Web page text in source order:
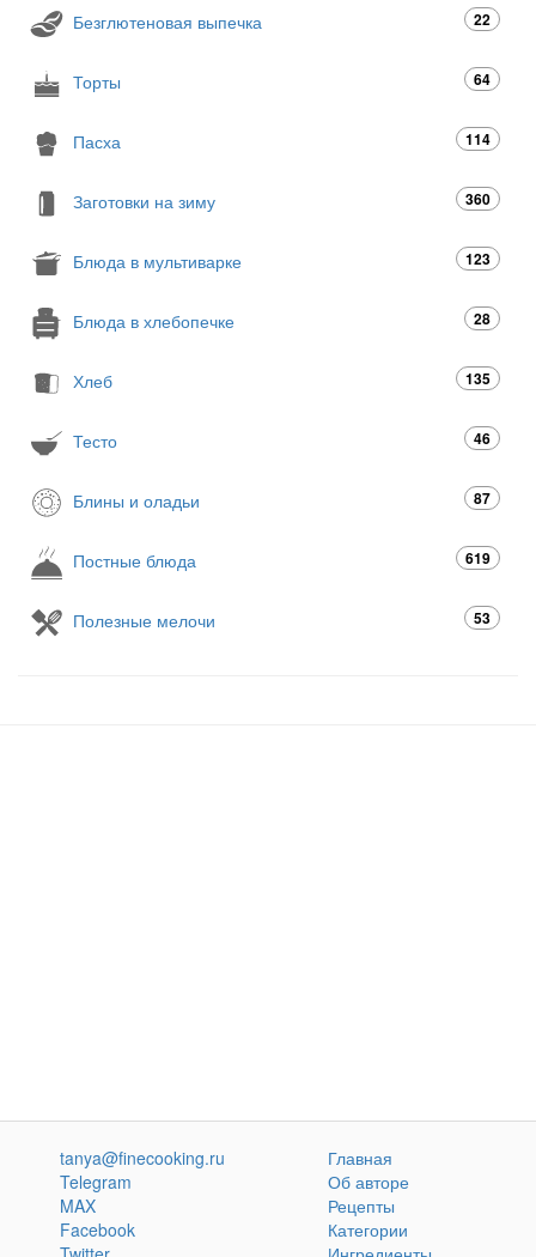
Безглютеновая выпечка 22
Торты 64
Пасха 114
Заготовки на зиму 360
Блюда в мультиварке 123
Блюда в хлебопечке 28
Хлеб 135
Тесто 46
Блины и оладьи 87
Постные блюда 619
Полезные мелочи 53
tanya@finecooking.ru
Telegram
MAX
Facebook
Главная
Об авторе
Рецепты
Категории